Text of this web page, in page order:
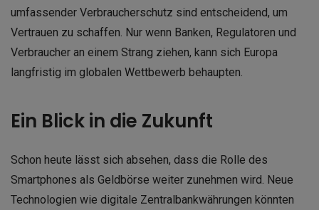
umfassender Verbraucherschutz sind entscheidend, um
Vertrauen zu schaffen. Nur wenn Banken, Regulatoren und
Verbraucher an einem Strang ziehen, kann sich Europa
langfristig im globalen Wettbewerb behaupten.
Ein Blick in die Zukunft
Schon heute lässt sich absehen, dass die Rolle des
Smartphones als Geldbörse weiter zunehmen wird. Neue
Technologien wie digitale Zentralbankwährungen könnten